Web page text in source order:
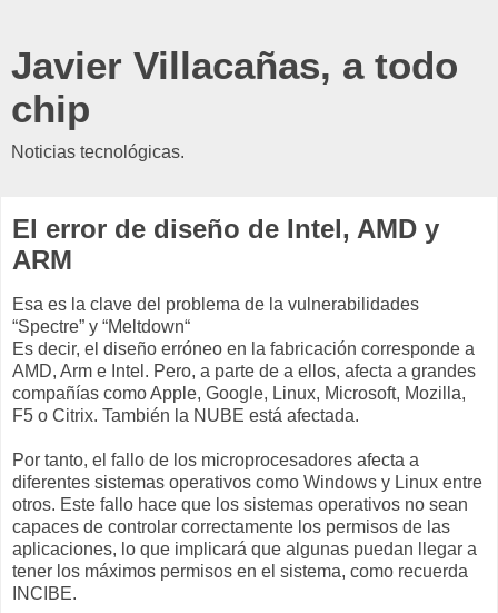
Javier Villacañas, a todo
chip
Noticias tecnológicas.
El error de diseño de Intel, AMD y
ARM
Esa es la clave del problema de la vulnerabilidades
“Spectre” y “Meltdown“
Es decir, el diseño erróneo en la fabricación corresponde a
AMD, Arm e Intel. Pero, a parte de a ellos, afecta a grandes
compañías como Apple, Google, Linux, Microsoft, Mozilla,
F5 o Citrix. También la NUBE está afectada.
Por tanto, el fallo de los microprocesadores afecta a
diferentes sistemas operativos como Windows y Linux entre
otros. Este fallo hace que los sistemas operativos no sean
capaces de controlar correctamente los permisos de las
aplicaciones, lo que implicará que algunas puedan llegar a
tener los máximos permisos en el sistema, como recuerda
INCIBE.